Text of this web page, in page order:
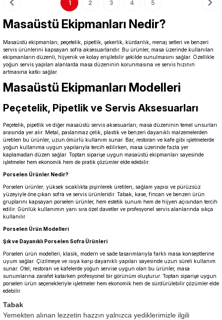
1 2 3 4 5
Masaüstü Ekipmanları Nedir?
Masaüstü ekipmanları; peçetelik, pipetlik, şekerlik, kürdanlık, menaj setleri ve benzeri
servis ürünlerini kapsayan sofra aksesuarlarıdır. Bu ürünler, masa üzerinde kullanılan
ekipmanların düzenli, hijyenik ve kolay erişilebilir şekilde sunulmasını sağlar. Özellikle
yoğun servis yapılan alanlarda masa düzeninin korunmasına ve servis hızının
artmasına katkı sağlar.
Masaüstü Ekipmanları Modelleri
Peçetelik, Pipetlik ve Servis Aksesuarları
Peçetelik, pipetlik ve diğer masaüstü servis aksesuarları; masa düzeninin temel unsurları
arasında yer alır. Metal, paslanmaz çelik, plastik ve benzeri dayanıklı malzemelerden
üretilen bu ürünler, uzun ömürlü kullanım sunar. Bar, restoran ve kafe gibi işletmelerde
yoğun kullanıma uygun yapılarıyla tercih edilirken, masa üzerinde fazla yer
kaplamadan düzen sağlar. Toptan siparişe uygun masaüstü ekipmanları sayesinde
işletmeler hem ekonomik hem de pratik çözümler elde edebilir.
Porselen Ürünler Nedir?
Porselen ürünler; yüksek sıcaklıkta pişirilerek üretilen, sağlam yapısı ve pürüzsüz
yüzeyiyle öne çıkan sofra ve servis ürünleridir. Tabak, kase, fincan ve benzeri ürün
gruplarını kapsayan porselen ürünler, hem estetik sunum hem de hijyen açısından tercih
edilir. Günlük kullanımın yanı sıra özel davetler ve profesyonel servis alanlarında sıkça
kullanılır.
Porselen Ürün Modelleri
Şık ve Dayanıklı Porselen Sofra Ürünleri
Porselen ürün modelleri; klasik, modern ve sade tasarımlarıyla farklı masa konseptlerine
uyum sağlar. Çizilmeye ve ısıya karşı dayanıklı yapıları sayesinde uzun süreli kullanım
sunar. Otel, restoran ve kafelerde yoğun servise uygun olan bu ürünler, masa
sunumlarına zarafet katarken profesyonel bir görünüm oluşturur. Toptan siparişe uygun
porselen ürün seçenekleriyle işletmeler hem ekonomik hem de sürdürülebilir çözümler elde
edebilir.
Tabak
Yemekten alınan lezzetin hazzın yalnızca yediklerimizle ilgili